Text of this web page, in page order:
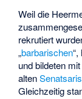
Weil die
rekrutiert
„barbarischen
und bildeten
alten
Gleichzeitig